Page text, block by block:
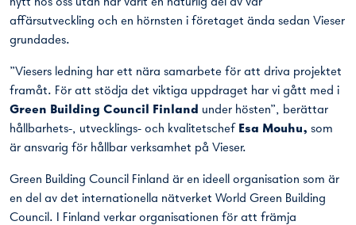
affärsutveckling och en hörnsten i företaget ända sedan Vieser
grundades.
”Viesers ledning har ett nära samarbete för att driva projektet
framåt. För att stödja det viktiga uppdraget har vi gått med i
Green Building Council Finland under hösten”, berättar
hållbarhets-, utvecklings- och kvalitetschef Esa Mouhu, som
är ansvarig för hållbar verksamhet på Vieser.
Green Building Council Finland är en ideell organisation som är
en del av det internationella nätverket World Green Building
Council. I Finland verkar organisationen för att främja